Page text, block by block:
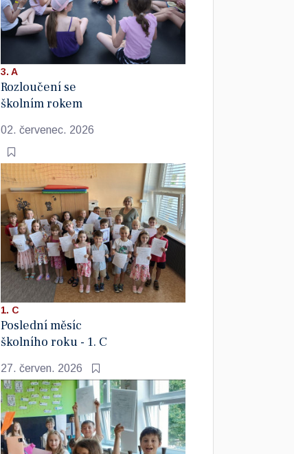
3. A
Rozloučení se
školním rokem
02. červenec. 2026
1. C
Poslední měsíc
školního roku - 1. C
27. červen. 2026